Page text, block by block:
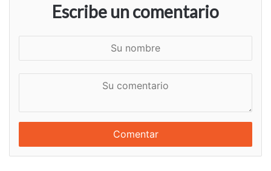
Escribe un comentario
n